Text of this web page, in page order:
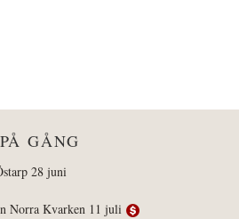
PÅ GÅNG
28 juni
Norra Kvarken 11 juli